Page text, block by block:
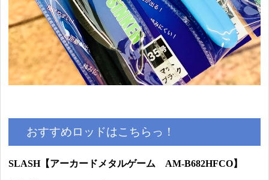
おすすめロッドはこちらっ！
SLASH【アーカードメタルゲーム AM-B682HFCO】